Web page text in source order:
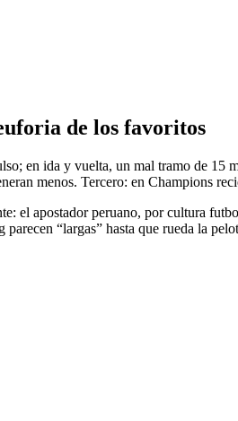
de los favoritos
en ida y vuelta, un mal tramo de 15
menos. Tercero: en Champions
el apostador peruano, por cultura
parecen “largas” hasta que rueda la